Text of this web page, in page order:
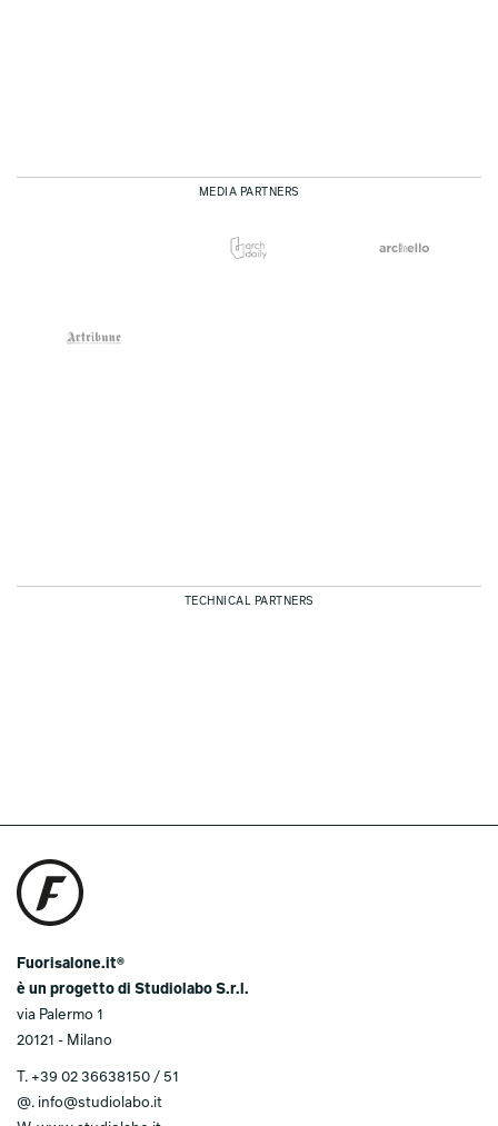
MEDIA PARTNERS
TECHNICAL PARTNERS
Fuorisalone.it®
è un progetto di Studiolabo S.r.l.
via Palermo 1
20121 - Milano
T. +39 02 36638150 / 51
@. info@studiolabo.it